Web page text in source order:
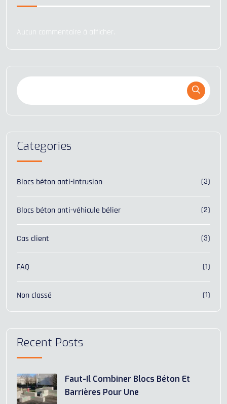
Aucun commentaire à afficher.
Categories
Blocs béton anti-intrusion (3)
Blocs béton anti-véhicule bélier (2)
Cas client (3)
FAQ (1)
Non classé (1)
Recent Posts
Faut-Il Combiner Blocs Béton Et
Barrières Pour Une